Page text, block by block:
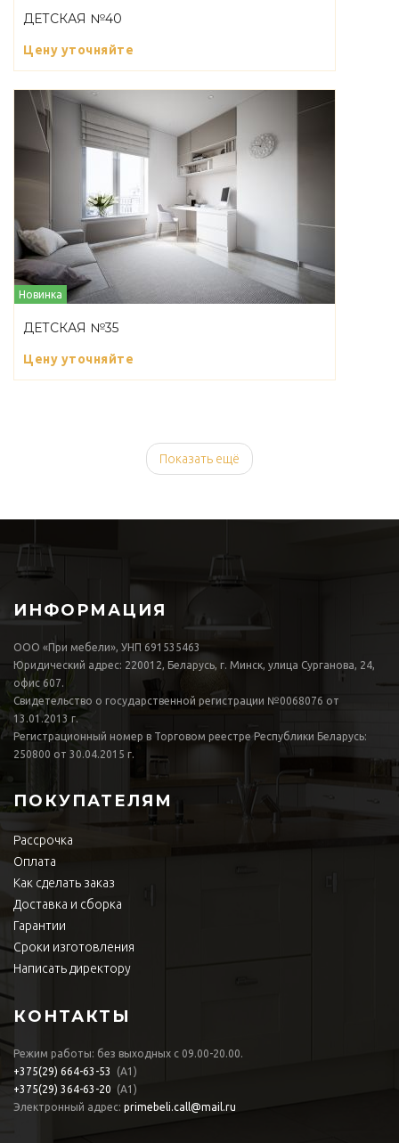
ДЕТСКАЯ №40
Цену уточняйте
Новинка
ДЕТСКАЯ №35
Цену уточняйте
Показать ещё
ИНФОРМАЦИЯ
ООО «При мебели», УНП 691535463
Юридический адрес: 220012, Беларусь, г. Минск, улица Сурганова, 24,
офис 607.
Свидетельство о государственной регистрации №0068076 от
13.01.2013 г.
Регистрационный номер в Торговом реестре Республики Беларусь:
250800 от 30.04.2015 г.
ПОКУПАТЕЛЯМ
Рассрочка
Оплата
Как сделать заказ
Доставка и сборка
Гарантии
Сроки изготовления
Написать директору
КОНТАКТЫ
Режим работы: без выходных с 09.00-20.00.
+375(29) 664-63-53
(А1)
+375(29) 364-63-20
(А1)
Электронный адрес: primebeli.call@mail.ru